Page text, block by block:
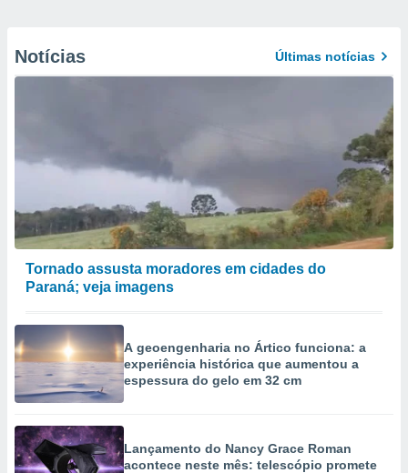
Notícias Últimas notícias
Tornado assusta moradores em cidades do
Paraná; veja imagens
A geoengenharia no Ártico funciona: a
experiência histórica que aumentou a
espessura do gelo em 32 cm
Lançamento do Nancy Grace Roman
acontece neste mês: telescópio promete